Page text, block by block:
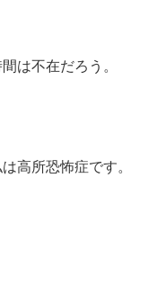
は不在だろう。
高所恐怖症です。